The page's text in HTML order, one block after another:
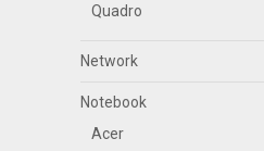
Quadro
Network
Notebook
Acer